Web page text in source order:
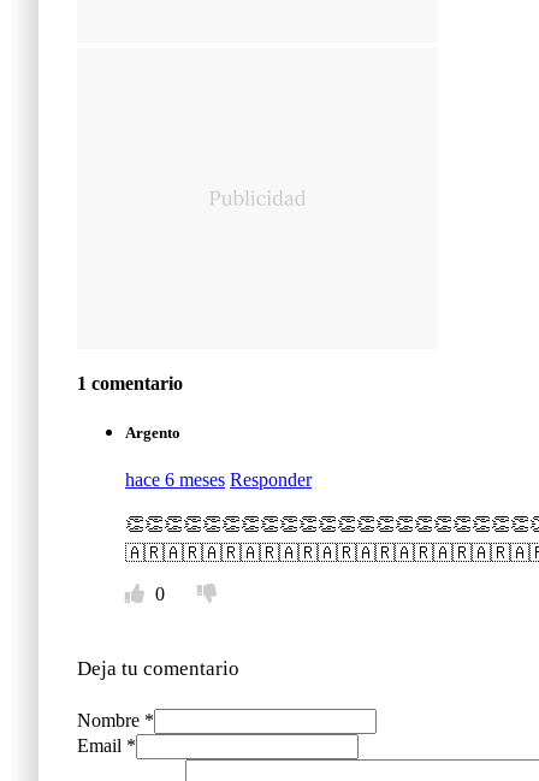
1 comentario
Argento
hace 6 meses Responder
0
Deja tu comentario
Nombre *
Email *